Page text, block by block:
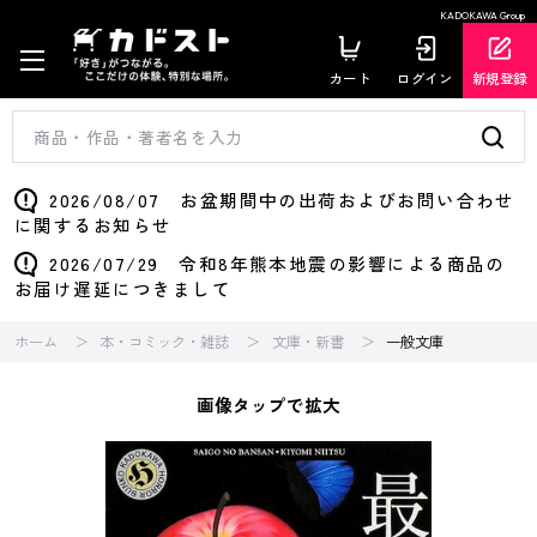
KADOKAWA Group
カート ログイン 新規登録
2026/08/07 お盆期間中の出荷およびお問い合わせ
に関するお知らせ
2026/07/29 令和8年熊本地震の影響による商品の
お届け遅延につきまして
ホーム 本・コミック・雑誌 文庫・新書 一般文庫
画像タップで拡大